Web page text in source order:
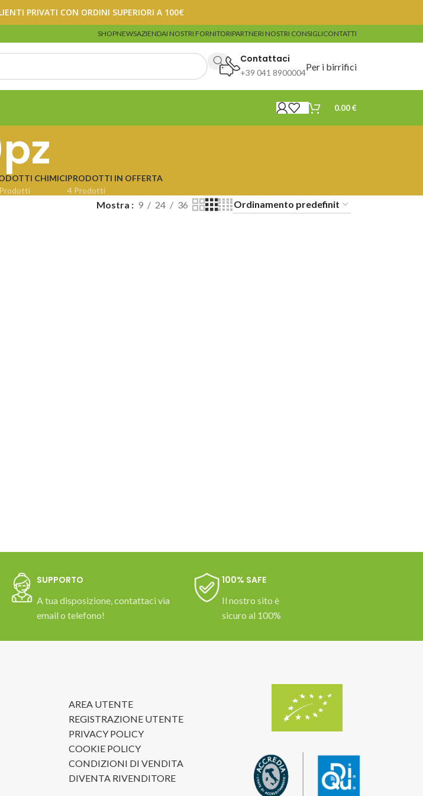
PRIVATI CON ORDINI SUPERIORI A 100€
SHOPNEWSAZIENDAI NOSTRI FORNITORIPARTNERI NOSTRI CONSIGLICONTATTI
Contattaci
+39 041 8900004
Per i birrifici
0.00€
CHIMICIPRODOTTI IN OFFERTA
4 Prodotti
Mostra 9 24 36
SUPPORTO
A tua disposizione, contattaci via
email o telefono!
100% SAFE
Il nostro sito è
sicuro al 100%
AREA UTENTE
REGISTRAZIONE UTENTE
PRIVACY POLICY
COOKIE POLICY
CONDIZIONI DI VENDITA
DIVENTA RIVENDITORE